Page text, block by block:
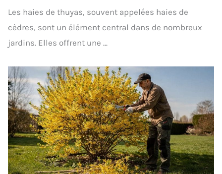
Les haies de thuyas, souvent appelées haies de
cèdres, sont un élément central dans de nombreux
jardins. Elles offrent une ...